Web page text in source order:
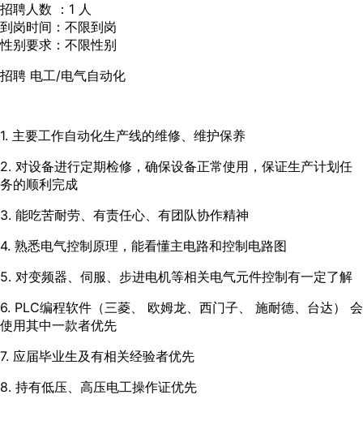
招聘人数 ：1 人
到岗时间：不限到岗
性别要求：不限性别
招聘 电工/电气自动化
1. 主要工作自动化生产线的维修、维护保养
2. 对设备进行定期检修，确保设备正常使用，保证生产计划任
务的顺利完成
3. 能吃苦耐劳、有责任心、有团队协作精神
4. 熟悉电气控制原理，能看懂主电路和控制电路图
5. 对变频器、伺服、步进电机等相关电气元件控制有一定了解
6. PLC编程软件（三菱、 欧姆龙、西门子、 施耐德、台达） 会
使用其中一款者优先
7. 应届毕业生及有相关经验者优先
8. 持有低压、高压电工操作证优先